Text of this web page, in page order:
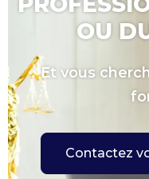
OU
Et vous
Contactez